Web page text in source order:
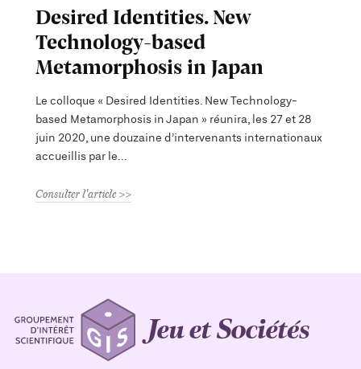
Desired Identities. New
Technology-based
Metamorphosis in Japan
Le colloque « Desired Identities. New Technology-
based Metamorphosis in Japan » réunira, les 27 et 28
juin 2020, une douzaine d’intervenants internationaux
accueillis par le
Consulter l'article